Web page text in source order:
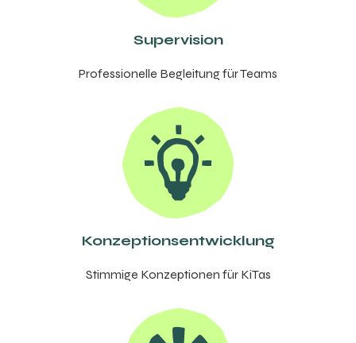
Super­vi­sion
Profes­sionelle Begleitung für Teams
Konzep­tion­sen­twick­lung
Stim­mige Konzep­tionen für KiTas